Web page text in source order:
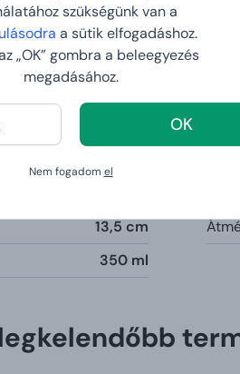
szükségünk van a
a sütik elfogadáshoz.
„OK” gombra a beleegyezés
megadásához.
OK
Nem fogadom el
a tumblert gond nélkül beteheti
kell. Tökéletes a reggeli
forrón vagy kellemesen
hőmérséklet órákon át.
13,5 cm
350 ml